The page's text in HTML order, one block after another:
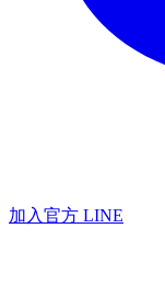
加入官方 LINE